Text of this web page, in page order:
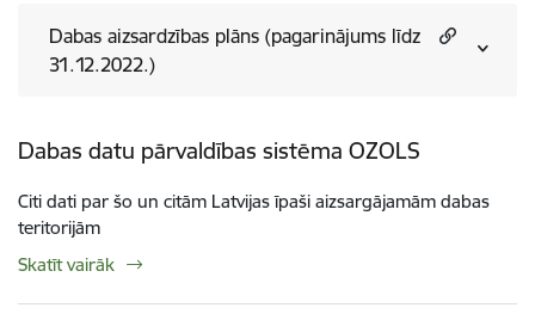
Dabas aizsardzības plāns (pagarinājums līdz
31.12.2022.)
Dabas datu pārvaldības sistēma OZOLS
Citi dati par šo un citām Latvijas īpaši aizsargājamām dabas
teritorijām
Skatīt vairāk